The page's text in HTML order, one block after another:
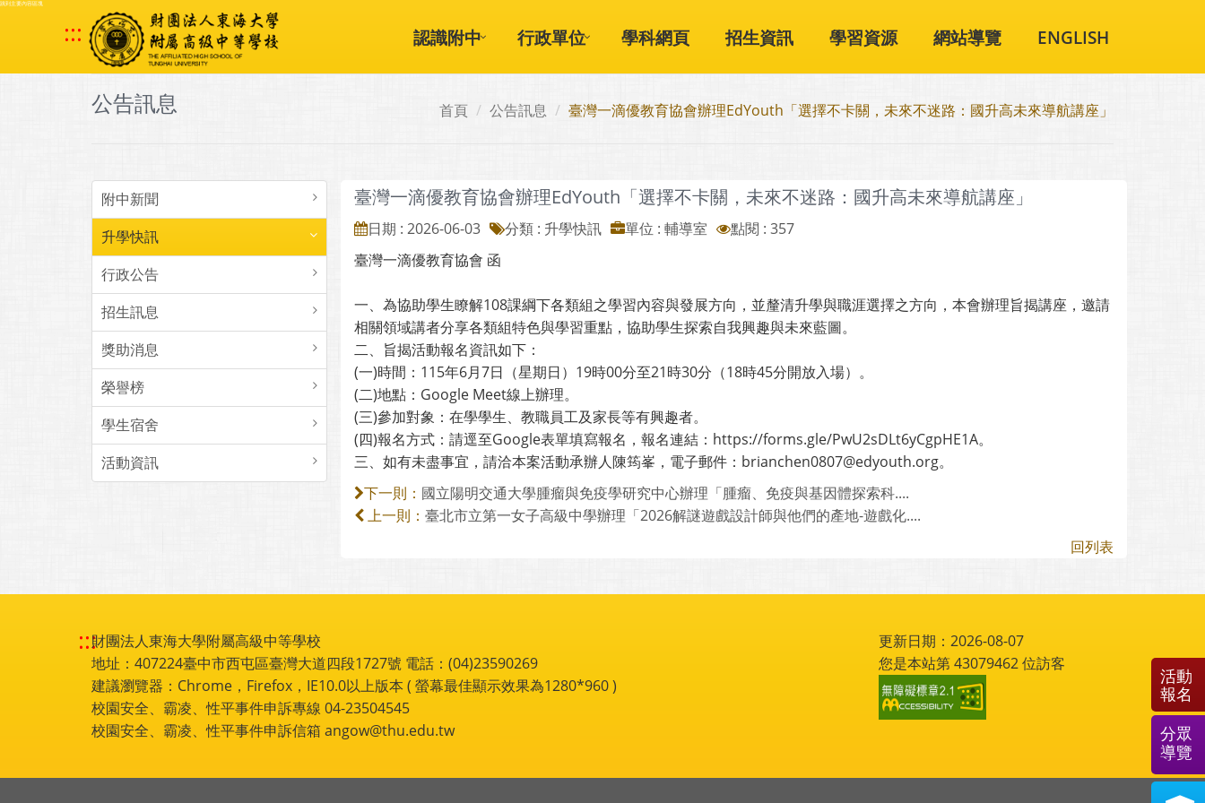
跳到主要內容區塊
::: 認識附中 行政單位 學科網頁 招生資訊 學習資源 網站導覽 ENGLISH
公告訊息 首頁 公告訊息 臺灣一滴優教育協會辦理EdYouth「選擇不卡關，未來不迷路：國升高未來導航講座」
附中新聞
升學快訊
行政公告
招生訊息
獎助消息
榮譽榜
學生宿舍
活動資訊
臺灣一滴優教育協會辦理EdYouth「選擇不卡關，未來不迷路：國升高未來導航講座」
日期 : 2026-06-03 分類 : 升學快訊 單位 : 輔導室
點閱 : 357
臺灣一滴優教育協會 函
一、為協助學生瞭解108課綱下各類組之學習內容與發展方向，並釐清升學與職涯選擇之方向，本會辦理旨揭講座，邀請
相關領域講者分享各類組特色與學習重點，協助學生探索自我興趣與未來藍圖。
二、旨揭活動報名資訊如下：
(一)時間：115年6月7日（星期日）19時00分至21時30分（18時45分開放入場）。
(二)地點：Google Meet線上辦理。
(三)參加對象：在學學生、教職員工及家長等有興趣者。
(四)報名方式：請逕至Google表單填寫報名，報名連結：https://forms.gle/PwU2sDLt6yCgpHE1A。
三、如有未盡事宜，請洽本案活動承辦人陳筠峯，電子郵件：brianchen0807@edyouth.org。
下一則： 國立陽明交通大學腫瘤與免疫學研究中心辦理「腫瘤、免疫與基因體探索科....
上一則： 臺北市立第一女子高級中學辦理「2026解謎遊戲設計師與他們的產地-遊戲化....
回列表
:::財團法人東海大學附屬高級中等學校
地址：407224臺中市西屯區臺灣大道四段1727號 電話：(04)23590269
建議瀏覽器：Chrome，Firefox，IE10.0以上版本 ( 螢幕最佳顯示效果為1280*960 )
校園安全、霸凌、性平事件申訴專線 04-23504545
校園安全、霸凌、性平事件申訴信箱 angow@thu.edu.tw
更新日期：2026-08-07
您是本站第43079462位訪客
活動
報名
分眾
導覽